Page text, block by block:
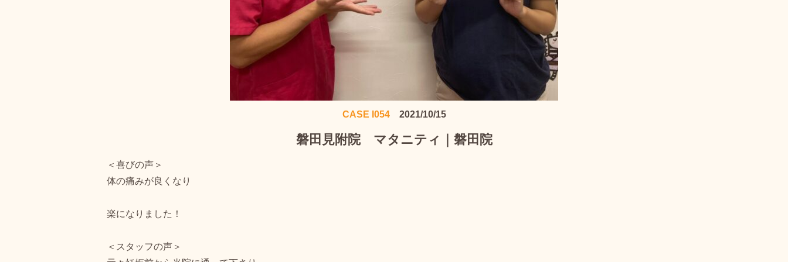
CASE I054 2021/10/15
磐田見附院 マタニティ｜磐田院
＜喜びの声＞
体の痛みが良くなり
楽になりました！
＜スタッフの声＞